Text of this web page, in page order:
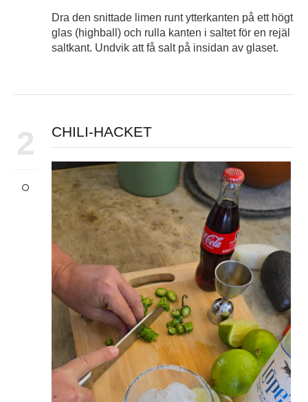
Dra den snittade limen runt ytterkanten på ett högt
glas (highball) och rulla kanten i saltet för en rejäl
saltkant. Undvik att få salt på insidan av glaset.
2 CHILI-HACKET